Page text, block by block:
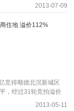
营销中心盛大开放，
61004
5！ 21分钟解决战
元/平，溢价率达
和社区用房 此次出
金大道以东、桂丹路
山水龙盘等，距离白坭
及周边区域现为农
地实景图（摄影：何
，建筑密度≥15且
竞得人除了须负责宗地
，还须设置社区服务用
生服务站150平。此
地块内建筑退让红线须
覆盖。
聚，包括华英、市三
今这块宝地很少能见
“介入”，又为亚艺板
板块 价如何？网拍三
注，一经开拍就在业内
万元；18:00楼面
举超越上一任地王
总价6.01亿、楼面地
有网友目睹了竞拍的
7121元/㎡拿下魁奇路
万科集团夺得。连同
江隧道口地块最终以
区2010年广铁南站
年度首次推介会推出
区内，至此，共有香
企加入白鹅潭经济
书》册子得知，
村站，但地块面积均
来说，频频拿下商业
元化了，我就死了也
万科搞多元化早已是事
2013-07-09
住地 溢价112%
竞得顺德北滘新城区
，经过31轮竞拍溢价
2013-05-11